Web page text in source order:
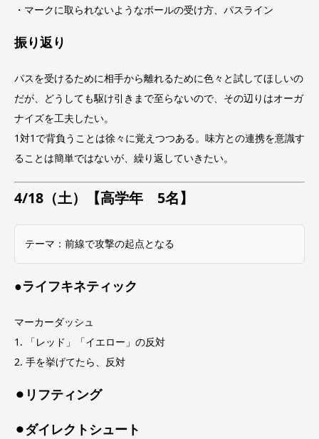
・マークに取られないようなボールの受け方、パスライン
振り返り
パスを受けるために相手から離れるために色々と試してほしいの
だが、どうしても駆け引きまで至らないので、その辺りはオーガ
ナイズを工夫したい。
1対1で背負うことは徐々に覚えつつある。味方との連携を意識す
ることは簡単ではないが、繰り返していきたい。
4/18（土）【高学年 5名】
テーマ：前線で攻撃の起点となる
●ライフキネティック
マーカーダッシュ
1. 「レッド」「イエロー」の反対
2. 手を挙げてたら、反対
⚫︎リフティング
⚫︎ダイレクトシュート